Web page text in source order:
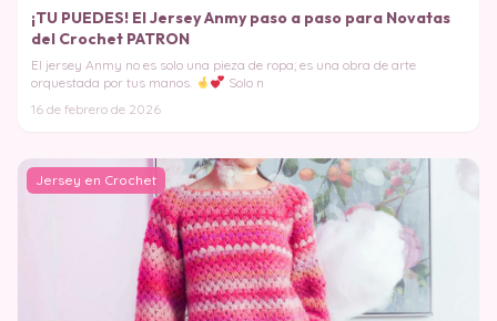
¡TU PUEDES! El Jersey Anmy paso a paso para Novatas
del Crochet PATRON
El jersey Anmy no es solo una pieza de ropa; es una obra de arte
orquestada por tus manos.
Solo n
16 de febrero de 2026
Jersey en Crochet